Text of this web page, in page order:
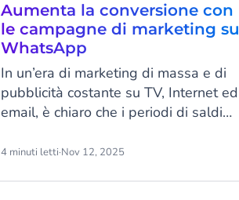
Aumenta la conversione con
le campagne di marketing su
WhatsApp
In un’era di marketing di massa e di
pubblicità costante su TV, Internet ed
email, è chiaro che i periodi di saldi
consumatori di tutto il mondo.
4 minuti letti·Nov 12, 2025